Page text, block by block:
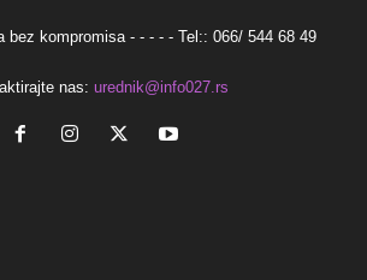
bez kompromisa - - - - - Tel:: 066/ 544 68 49
nas: urednik@info027.rs